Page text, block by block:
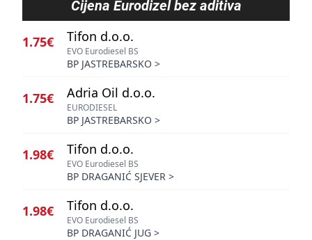
Cijena Eurodizel bez aditiva
1.75€ Tifon d.o.o.
EVO Eurodiesel BS
BP JASTREBARSKO >
1.75€ Adria Oil d.o.o.
EURODIESEL
BP JASTREBARSKO >
1.98€ Tifon d.o.o.
EVO Eurodiesel BS
BP DRAGANIĆ SJEVER >
1.98€ Tifon d.o.o.
EVO Eurodiesel BS
BP DRAGANIĆ JUG >